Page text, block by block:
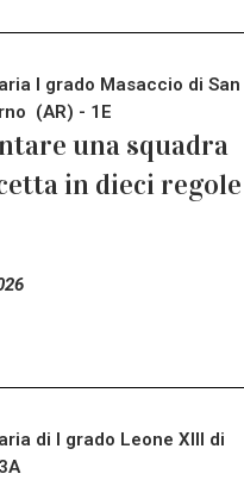
I grado Masaccio di San
(AR) - 1E
una squadra
in dieci regole
di I grado Leone XIII di